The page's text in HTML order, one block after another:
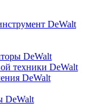
DeWalt
DeWalt
техники DeWalt
DeWalt
DeWalt